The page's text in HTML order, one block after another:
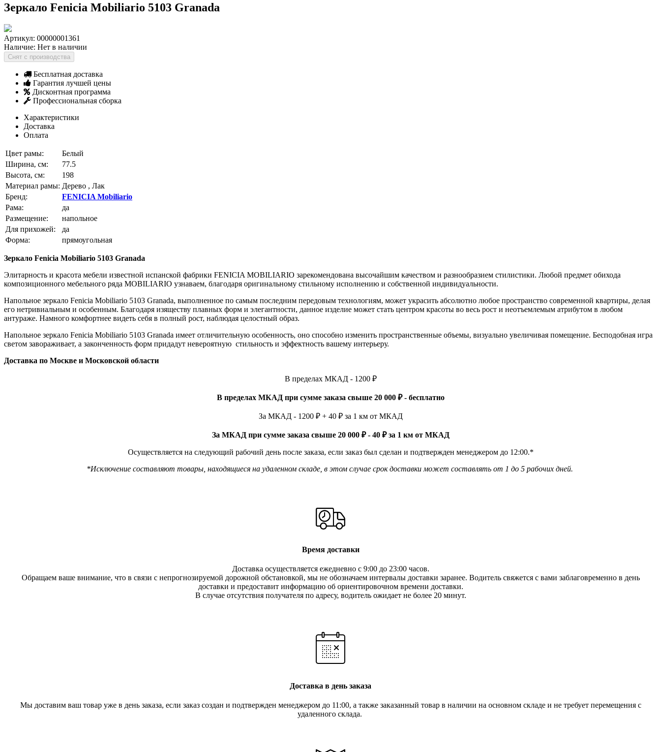
Зеркало Fenicia Mobiliario 5103 Granada
Артикул: 00000001361
Наличие: Нет в наличии
Снят с производства
Бесплатная доставка
Гарантия лучшей цены
Дисконтная программа
Профессиональная сборка
Характеристики
Доставка
Оплата
Цвет рамы:
Белый
Ширина, см:
77.5
Высота, см:
198
Материал рамы: Дерево , Лак
Бренд:
FENICIA Mobiliario
Рама:
да
Размещение:
напольное
Для прихожей:
да
Форма:
прямоугольная
Зеркало Fenicia Mobiliario 5103 Granada
Элитарность и красота мебели известной испанской фабрики FENICIA MOBILIARIO зарекомендована высочайшим качеством и разнообразием стилистики. Любой предмет обихода
композиционного мебельного ряда MOBILIARIO узнаваем, благодаря оригинальному стильному исполнению и собственной индивидуальности.
Напольное зеркало Fenicia Mobiliario 5103 Granada, выполненное по самым последним передовым технологиям, может украсить абсолютно любое пространство современной квартиры, делая
его нетривиальным и особенным. Благодаря изяществу плавных форм и элегантности, данное изделие может стать центром красоты во весь рост и неотъемлемым атрибутом в любом
антураже. Намного комфортнее видеть себя в полный рост, наблюдая целостный образ.
Напольное зеркало Fenicia Mobiliario 5103 Granada имеет отличительную особенность, оно способно изменить пространственные объемы, визуально увеличивая помещение. Бесподобная игра
светом завораживает, а законченность форм придадут невероятную стильность и эффектность вашему интерьеру.
Доставка по Москве и Московской области
В пределах МКАД - 1200 ₽
В пределах МКАД при сумме заказа свыше 20 000 ₽ - бесплатно
За МКАД - 1200 ₽ + 40 ₽ за 1 км от МКАД
За МКАД при сумме заказа свыше 20 000 ₽ - 40 ₽ за 1 км от МКАД
Осуществляется на следующий рабочий день после заказа, если заказ был сделан и подтвержден менеджером до 12:00.*
*Исключение составляют товары, находящиеся на удаленном складе, в этом случае срок доставки может составлять от 1 до 5 рабочих дней.
Время доставки
Доставка осуществляется ежедневно с 9:00 до 23:00 часов.
Обращаем ваше внимание, что в связи с непрогнозируемой дорожной обстановкой, мы не обозначаем интервалы доставки заранее. Водитель свяжется с вами заблаговременно в день
доставки и предоставит информацию об ориентировочном времени доставки.
В случае отсутствия получателя по адресу, водитель ожидает не более 20 минут.
Доставка в день заказа
Мы доставим ваш товар уже в день заказа, если заказ создан и подтвержден менеджером до 11:00, а также заказанный товар в наличии на основном складе и не требует перемещения с
удаленного склада.